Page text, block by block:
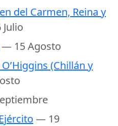
del Carmen, Reina y
— 15 Agosto
(Chillán y
— 19